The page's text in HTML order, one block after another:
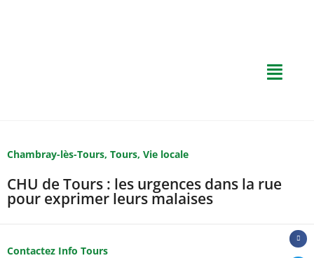
Chambray-lès-Tours, Tours, Vie locale
CHU de Tours : les urgences dans la rue
pour exprimer leurs malaises
Contactez Info Tours